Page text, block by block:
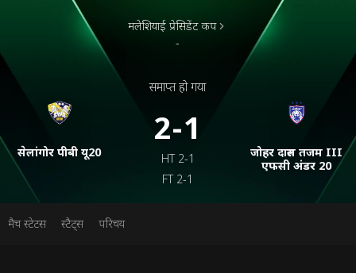
सेलांगोर पीबी यू20
मलेशियाई प्रेसिडेंट कप
-
समाप्त हो गया
2-1
HT 2-1
FT 2-1
जोहर दारुल तजम III
एफसी अंडर 20
मैच स्टेटस स्टैट्स परिचय